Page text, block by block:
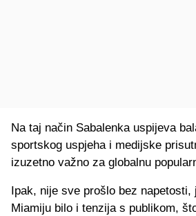
Na taj način Sabalenka uspijeva
sportskog uspjeha i medijske
izuzetno važno za globalnu
Ipak, nije sve prošlo bez
Miamiju bilo i tenzija s publikom,